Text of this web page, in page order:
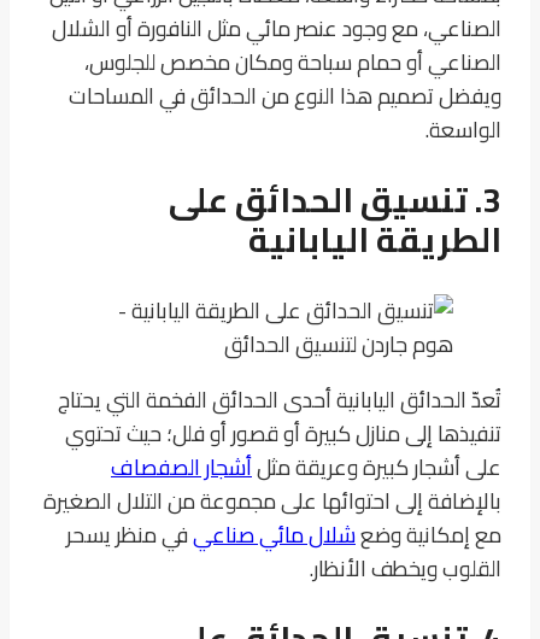
الصناعي، مع وجود عنصر مائي مثل النافورة أو الشلال
الصناعي أو حمام سباحة ومكان مخصص للجلوس،
ويفضل تصميم هذا النوع من الحدائق في المساحات
الواسعة.
3. تنسيق الحدائق على
الطريقة اليابانية
تُعدّ الحدائق اليابانية أحدى الحدائق الفخمة التي يحتاج
تنفيذها إلى منازل كبيرة أو قصور أو فلل؛ حيث تحتوي
على أشجار كبيرة وعريقة مثلأشجار الصفصاف
بالإضافة إلى احتوائها على مجموعة من التلال الصغيرة
مع إمكانية وضعشلال مائي صناعيفي منظر يسحر
القلوب ويخطف الأنظار.